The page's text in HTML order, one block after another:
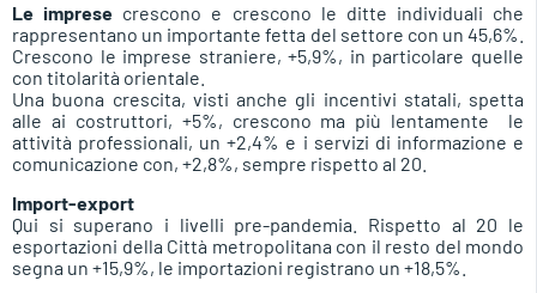
Le imprese crescono e crescono le ditte individuali che
rappresentano un importante fetta del settore con un 45,6%.
Crescono le imprese straniere, +5,9%, in particolare quelle
con titolarità orientale.
Una buona crescita, visti anche gli incentivi statali, spetta
alle ai costruttori, +5%, crescono ma più lentamente le
attività professionali, un +2,4% e i servizi di informazione e
comunicazione con, +2,8%, sempre rispetto al 20.
Import-export
Qui si superano i livelli pre-pandemia. Rispetto al 20 le
esportazioni della Città metropolitana con il resto del mondo
segna un +15,9%, le importazioni registrano un +18,5%.